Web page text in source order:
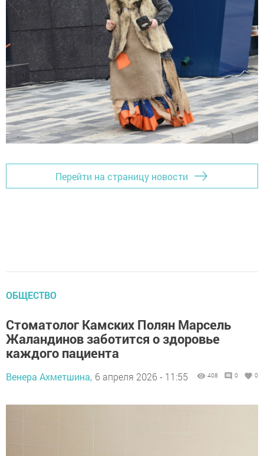
Перейти на страницу новости
ОБЩЕСТВО
Стоматолог Камских Полян Марсель
Жаландинов заботится о здоровье
каждого пациента
Венера Ахметшина, 6 апреля 2026 - 11:55 408 0 0